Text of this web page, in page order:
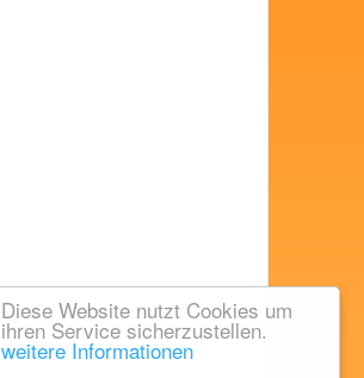
Diese Website nutzt Cookies um
ihren Service sicherzustellen.
weitere Informationen